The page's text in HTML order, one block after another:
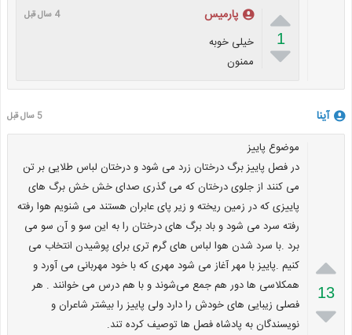

1

پارمیس 4 سال قبل
خیلی خوبه
ممنون
آینا 5 سال قبل

13

موضوع پاییز
در فصل پاییز برگ درختان زرد می شود و درختان لباس طلایی بر تن
می کنند از جلوی درختان که می گذری صدای خش خش برگ های
پاییزی که در زمین ریخته و زیر پای عابران هستند می شنویم هوا رفته
رفته سرد می شود و باد برگ های درختان را به این سو و آن سو می
برد .با سرد شدن هوا لباس های گرم تری برای پوشیدن انتخاب می
کنیم .پاییز با مهر آغاز می شود مهری که با خود مهربانی می آورد و
همکلاسی ها دور هم جمع می‌شوند و با هم درس می خوانند . هر
فصلی زیبایی های خودش را دارد ولی پاییز را بیشتر شاعران و
نویسندگان به پادشاه فصل ها توصیف کرده تند.